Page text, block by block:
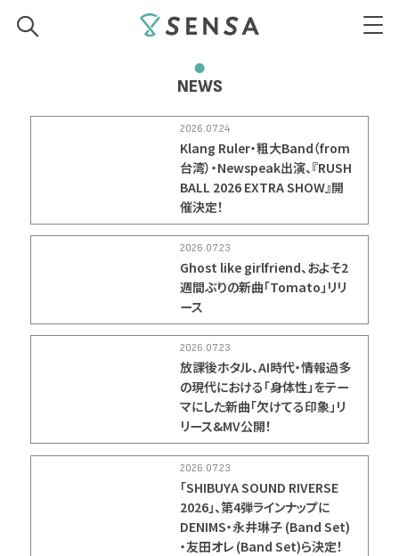
NEWS
2026.07.24
Klang Ruler・粗大Band（from
台湾）・Newspeak出演、『RUSH
BALL 2026 EXTRA SHOW』開
催決定！
2026.07.23
Ghost like girlfriend、およそ2
週間ぶりの新曲「Tomato」リリ
ース
2026.07.23
放課後ホタル、AI時代・情報過多
の現代における「身体性」をテー
マにした新曲「欠けてる印象」リ
リース&MV公開！
2026.07.23
「SHIBUYA SOUND RIVERSE
2026」、第4弾ラインナップに
DENIMS・永井琳子 (Band Set)
・友田オレ (Band Set)ら決定！